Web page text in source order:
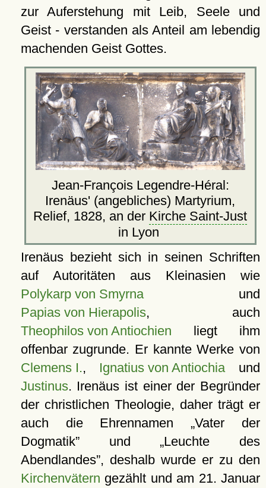
zur Auferstehung mit Leib, Seele und
Geist - verstanden als Anteil am lebendig
machenden Geist Gottes.
Jean-François Legendre-Héral:
Irenäus' (angebliches) Martyrium,
Relief, 1828, an der Kirche Saint-Just
in Lyon
Irenäus bezieht sich in seinen Schriften
auf Autoritäten aus Kleinasien wie
Polykarp von Smyrnaund
Papias von Hierapolis, auch
Theophilos von Antiochien liegt ihm
offenbar zugrunde. Er kannte Werke von
Clemens I., Ignatius von Antiochia und
Justinus. Irenäus ist einer der Begründer
der christlichen Theologie, daher trägt er
auch die Ehrennamen Vater der
Dogmatik und Leuchte des
Abendlandes , deshalb wurde er zu den
Kirchenvätern gezählt und am 21. Januar